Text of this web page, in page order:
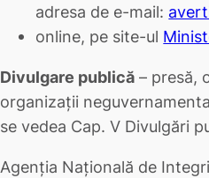
adresa de e-mail:
online, pe site-ul
Divulgare publică – presă,
organizații
se vedea Cap. V Divulgări
Agenția Națională de